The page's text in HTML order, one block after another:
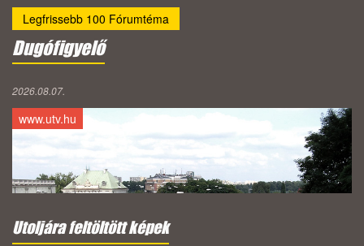
Legfrissebb 100 Fórumtéma
Dugófigyelő
2026.08.07.
www.utv.hu
Utoljára feltöltött képek